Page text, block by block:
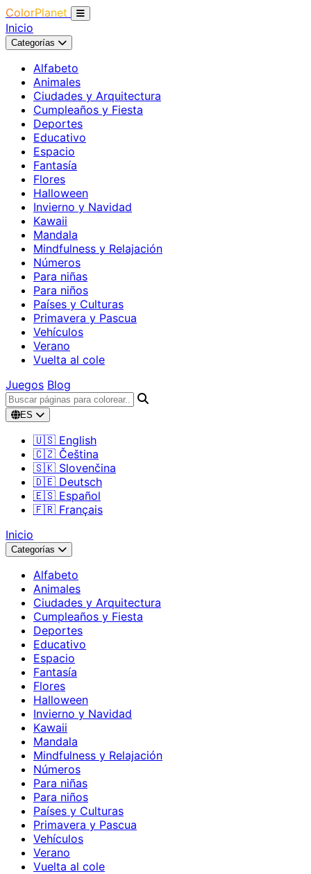
ColorPlanet
Inicio
Categorías
Alfabeto
Animales
Ciudades y Arquitectura
Cumpleaños y Fiesta
Deportes
Educativo
Espacio
Fantasía
Flores
Halloween
Invierno y Navidad
Kawaii
Mandala
Mindfulness y Relajación
Números
Para niñas
Para niños
Países y Culturas
Primavera y Pascua
Vehículos
Verano
Vuelta al cole
Juegos Blog
ES
🇺🇸 English
🇨🇿 Čeština
🇸🇰 Slovenčina
🇩🇪 Deutsch
🇪🇸 Español
🇫🇷 Français
Inicio
Categorías
Alfabeto
Animales
Ciudades y Arquitectura
Cumpleaños y Fiesta
Deportes
Educativo
Espacio
Fantasía
Flores
Halloween
Invierno y Navidad
Kawaii
Mandala
Mindfulness y Relajación
Números
Para niñas
Para niños
Países y Culturas
Primavera y Pascua
Vehículos
Verano
Vuelta al cole